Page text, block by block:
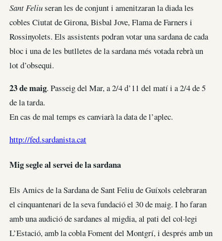
Sant Feliuseran les de conjunt i amenitzaran la diada les
cobles Ciutat de Girona, Bisbal Jove, Flama de Farners i
Rossinyolets. Els assistents podran votar una sardana de cada
bloc i una de les butlletes de la sardana més votada rebrà un
lot d’obsequi.
23 de maig. Passeig del Mar, a 2/4 d’11 del matí i a 2/4 de 5
de la tarda.
En cas de mal temps es canviarà la data de l’aplec.
http://fed.sardanista.cat
Mig segle al servei de la sardana
Els Amics de la Sardana de Sant Feliu de Guíxols celebraran
el cinquantenari de la seva fundació el 30 de maig. I ho faran
amb una audició de sardanes al migdia, al pati del col·legi
L’Estació, amb la cobla Foment del Montgrí, i després amb un